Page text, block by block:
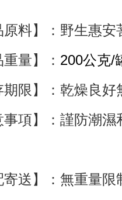
原料】：野生惠
重量】： 200公克/
期限】：乾燥良好
事項】：謹防潮濕
寄送】 ： 無重量限